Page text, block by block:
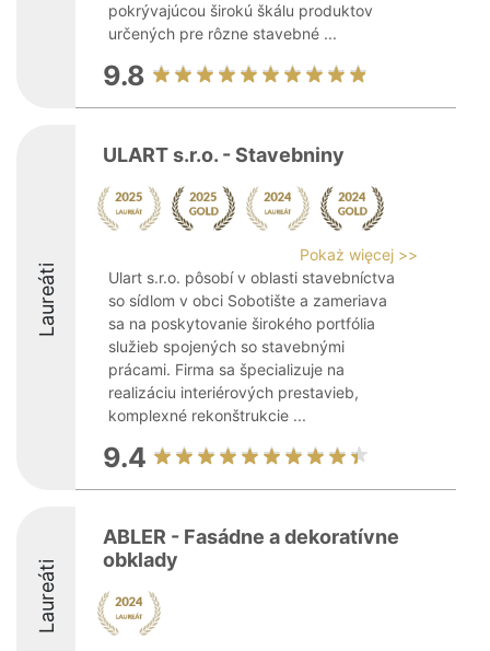
pokrývajúcou širokú škálu produktov
určených pre rôzne stavebné ...
9.8
Laureáti
ULART s.r.o. - Stavebniny
Pokaż więcej >>
Ulart s.r.o. pôsobí v oblasti stavebníctva
so sídlom v obci Sobotište a zameriava
sa na poskytovanie širokého portfólia
služieb spojených so stavebnými
prácami. Firma sa špecializuje na
realizáciu interiérových prestavieb,
komplexné rekonštrukcie ...
9.4
Laureáti
ABLER - Fasádne a dekoratívne
obklady